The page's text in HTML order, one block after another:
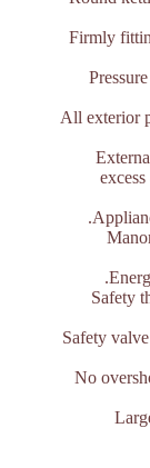
Firmly
All exterior
Safety
Safety
No